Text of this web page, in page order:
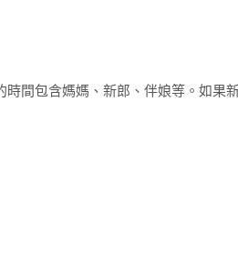
間包含媽媽、新郎、伴娘等。如果